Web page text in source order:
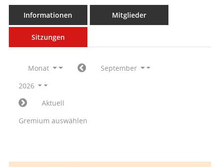
Informationen Mitglieder
Sitzungen
Monat
September
2026
Aktuell
Gremium auswählen